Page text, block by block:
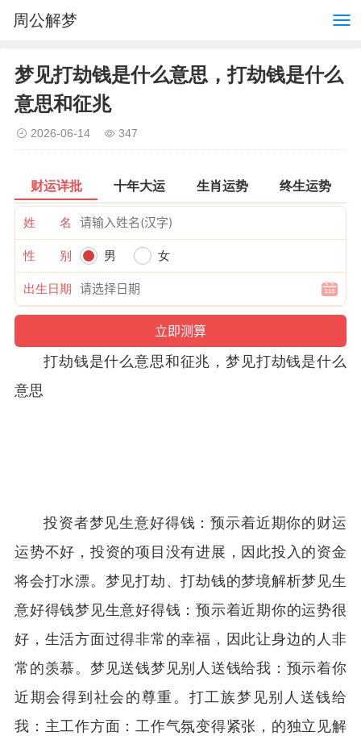
周公解梦
梦见打劫钱是什么意思，打劫钱是什么
意思和征兆
2026-06-14 347
财运详批 十年大运 生肖运势 终生运势
姓 名
性 别 男 女
出生日期
打劫钱是什么意思和征兆，梦见打劫钱是什么
意思
投资者梦见生意好得钱：预示着近期你的财运
运势不好，投资的项目没有进展，因此投入的资金
将会打水漂。梦见打劫、打劫钱的梦境解析梦见生
意好得钱梦见生意好得钱：预示着近期你的运势很
好，生活方面过得非常的幸福，因此让身边的人非
常的羡慕。梦见送钱梦见别人送钱给我：预示着你
近期会得到社会的尊重。打工族梦见别人送钱给
我：主工作方面：工作气氛变得紧张，的独立见解